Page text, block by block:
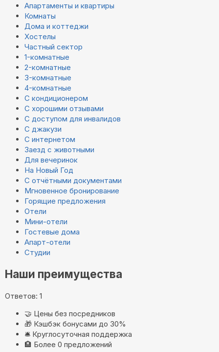
Апартаменты и квартиры
Комнаты
Дома и коттеджи
Хостелы
Частный сектор
1-комнатные
2-комнатные
3-комнатные
4-комнатные
С кондиционером
С хорошими отзывами
С доступом для инвалидов
С джакузи
С интернетом
Заезд с животными
Для вечеринок
На Новый Год
С отчётными документами
Мгновенное бронирование
Горящие предложения
Отели
Мини-отели
Гостевые дома
Апарт-отели
Студии
Наши преимущества
Ответов: 1
🤝 Цены без посредников
🎁 Кэшбэк бонусами до 30%
🛎️ Круглосуточная поддержка
🏨 Более 0 предложений